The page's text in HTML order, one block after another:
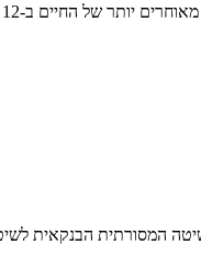
של החיים ב-12 ארצות...